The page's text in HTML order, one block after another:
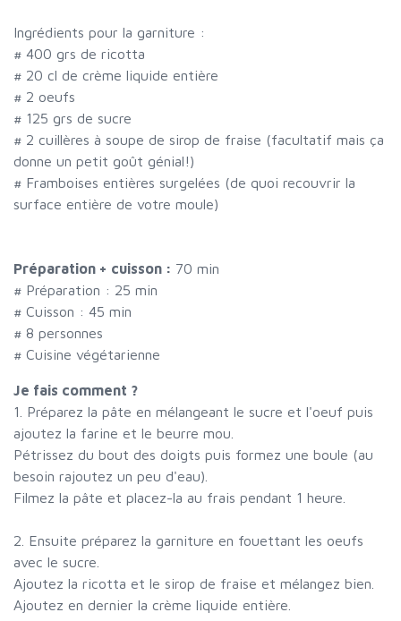
Ingrédients pour la garniture :
# 400 grs de ricotta
# 20 cl de crème liquide entière
# 2 oeufs
# 125 grs de sucre
# 2 cuillères à soupe de sirop de fraise (facultatif mais ça
donne un petit goût génial!)
# Framboises entières surgelées (de quoi recouvrir la
surface entière de votre moule)
Préparation + cuisson : 70 min
# Préparation : 25 min
# Cuisson : 45 min
# 8 personnes
# Cuisine végétarienne
Je fais comment ?
1. Préparez la pâte en mélangeant le sucre et l'oeuf puis
ajoutez la farine et le beurre mou.
Pétrissez du bout des doigts puis formez une boule (au
besoin rajoutez un peu d'eau).
Filmez la pâte et placez-la au frais pendant 1 heure.
2. Ensuite préparez la garniture en fouettant les oeufs
avec le sucre.
Ajoutez la ricotta et le sirop de fraise et mélangez bien.
Ajoutez en dernier la crème liquide entière.